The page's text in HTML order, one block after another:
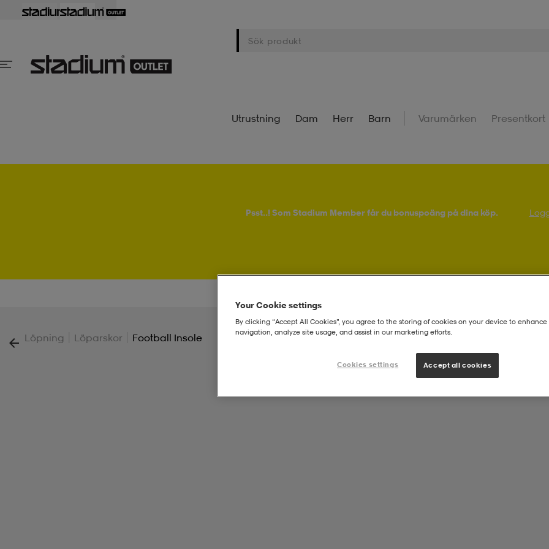
Utrustning Dam Herr Barn Varumärken Presentkort
Psst..! Som Stadium Member får du bonuspoäng på dina köp.
Löpning Löparskor Football Insole
Your Cookie settings
By clicking “Accept All Cookies”, you agree to the storing of cookies on your device to enhance
navigation, analyze site usage, and assist in our marketing efforts.
Cookies settings Accept all cookies